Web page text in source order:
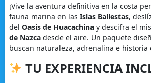
¡Vive la aventura definitiva en la costa
fauna marina en las Islas Ballestas,
del Oasis de Huacachinay descifra el
de Nazcadesde el aire. Un paquete
buscan naturaleza, adrenalina e historia
TU EXPERIENCIA